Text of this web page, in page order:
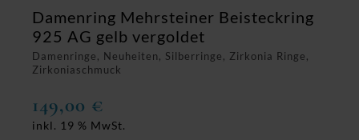
Damenringe, Neuheiten, Silberringe, Zirkonia Ringe,
Zirkoniaschmuck
Damenring Mehrsteiner Beisteckring
925 AG gelb vergoldet
149,00 €
inkl. 19 % MwSt.